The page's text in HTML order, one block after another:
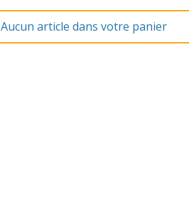
Aucun article dans votre panier